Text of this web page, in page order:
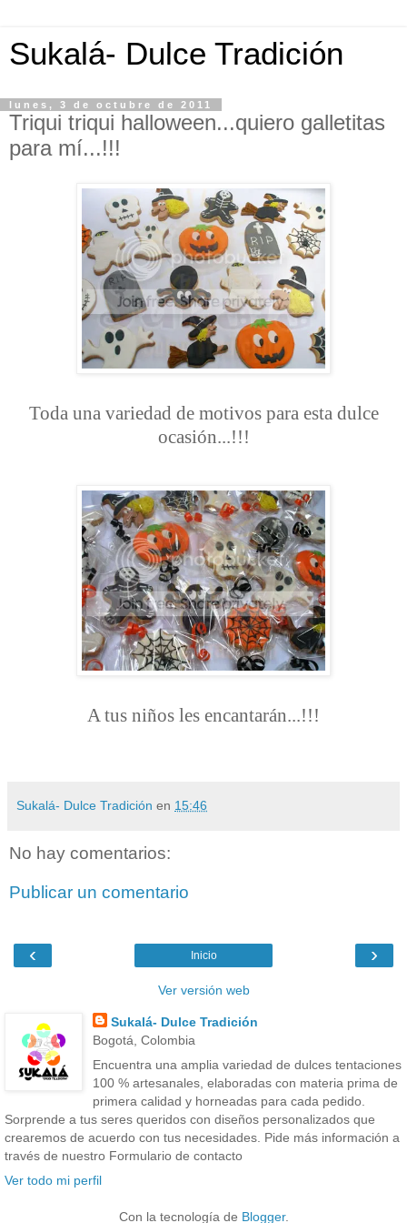
Sukalá- Dulce Tradición
lunes, 3 de octubre de 2011
Triqui triqui halloween...quiero galletitas
para mí...!!!
Toda una variedad de motivos para esta dulce
ocasión...!!!
A tus niños les encantarán...!!!
Sukalá- Dulce Tradición en 15:46
No hay comentarios:
Publicar un comentario
‹ ›
Inicio
Ver versión web
Sukalá- Dulce Tradición
Bogotá, Colombia
Encuentra una amplia variedad de dulces tentaciones
100 % artesanales, elaboradas con materia prima de
primera calidad y horneadas para cada pedido.
Sorprende a tus seres queridos con diseños personalizados que
crearemos de acuerdo con tus necesidades. Pide más información a
través de nuestro Formulario de contacto
Ver todo mi perfil
Con la tecnología de Blogger.